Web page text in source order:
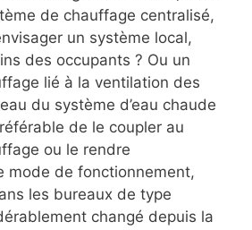
de chauffage centralisé,
un système local,
des occupants ? Ou un
lié à la ventilation des
du système d’eau chaude
de le coupler au
ou le rendre
mode de fonctionnement,
les bureaux de type
changé depuis la